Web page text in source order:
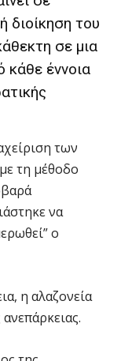
διοίκηση του
σε μια
κάθε έννοια
των
τη μέθοδο
να
ο
η αλαζονεία